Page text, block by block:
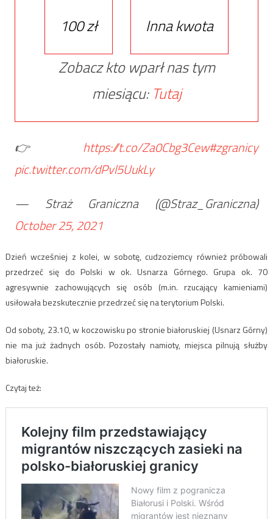
100 zł
Inna kwota
Zobacz kto wparł nas tym
miesiącu: Tutaj
👉 https://t.co/Za0Cbg3Cew#zgranicy
pic.twitter.com/dPvl5UukLy
— Straż Graniczna (@Straz_Graniczna)
October 25, 2021
Dzień wcześniej z kolei, w sobotę, cudzoziemcy również próbowali
przedrzeć się do Polski w ok. Usnarza Górnego. Grupa ok. 70
agresywnie zachowujących się osób (m.in. rzucający kamieniami)
usiłowała bezskutecznie przedrzeć się na terytorium Polski.
Od soboty, 23.10, w koczowisku po stronie białoruskiej (Usnarz Górny)
nie ma już żadnych osób. Pozostały namioty, miejsca pilnują służby
białoruskie.
Czytaj też: